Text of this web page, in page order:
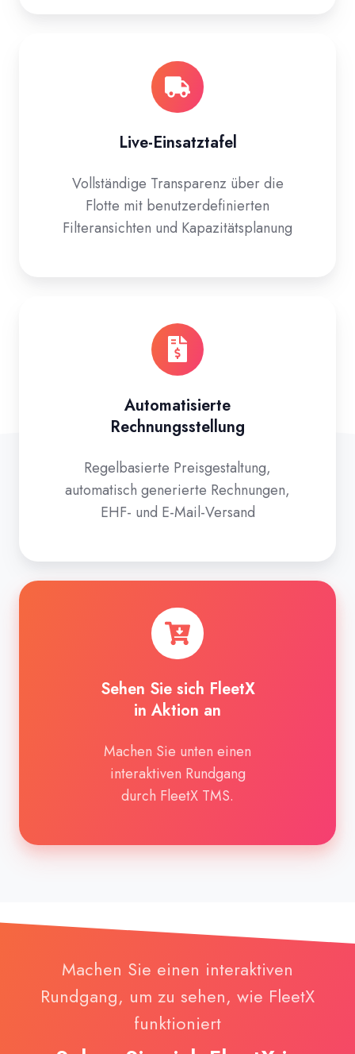
Live-Einsatztafel
Vollständige Transparenz über die
Flotte mit benutzerdefinierten
Filteransichten und Kapazitätsplanung
Automatisierte
Rechnungsstellung
Regelbasierte Preisgestaltung,
automatisch generierte Rechnungen,
EHF- und E-Mail-Versand
Sehen Sie sich FleetX
in Aktion an
Machen Sie unten einen
interaktiven Rundgang
durch FleetX TMS.
Sie
sich
FleetX
in
Aktion
Machen Sie einen interaktiven
Rundgang, um zu sehen, wie FleetX
funktioniert